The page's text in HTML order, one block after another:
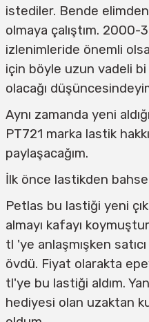
istediler. Bende
olmaya çalıştım.
izlenimleride önemli
için böyle uzun vadeli
olacağı
Aynı zamanda yeni
PT721 marka lastik
paylaşacağım.
İlk önce lastikden
Petlas bu lastiği yeni
almayı kafayı
tl 'ye anlaşmışken
övdü. Fiyat olarakta
tl'ye bu lastiği aldım.
hediyesi olan uzaktan